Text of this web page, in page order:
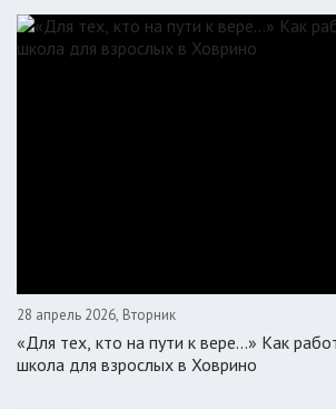
28 апрель 2026, Вторник
«Для тех, кто на пути к вере...» Как
школа для взрослых в Ховрино